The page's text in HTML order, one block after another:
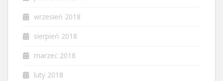
wrzesień 2018
sierpień 2018
marzec 2018
luty 2018